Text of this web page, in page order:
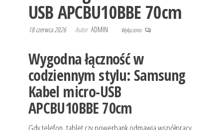
USB APCBU10BBE 70cm
18 czerwca 2026 Autor ADMIN Wyłączono
Wygodna łączność w
codziennym stylu: Samsung
Kabel micro-USB
APCBU10BBE 70cm